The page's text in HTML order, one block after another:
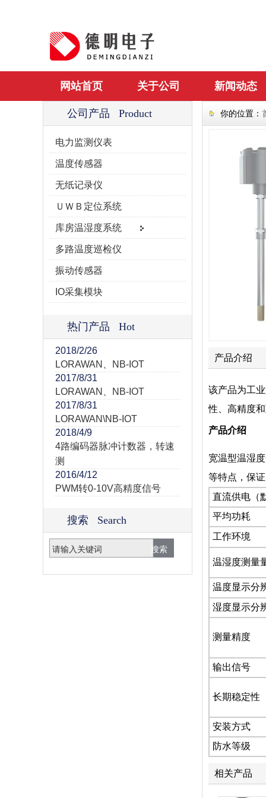
网站首页 关于公司 新闻动态
公司产品 Product
电力监测仪表
温度传感器
无纸记录仪
ＵＷＢ定位系统
库房温湿度系统
多路温度巡检仪
振动传感器
IO采集模块
热门产品 Hot
2018/2/26
LORAWAN、NB-IOT
2017/8/31
LORAWAN、NB-IOT
2017/8/31
LORAWAN\NB-IOT
2018/4/9
4路编码器脉冲计数器，转速
测
2016/4/12
PWM转0-10V高精度信号
搜索 Search
你的位置：
产品介绍
该产品为工
性、高精度
产品介绍
宽温型温湿
等特点，保
直流供电（
平均功耗
工作环境
温湿度测量
温度显示分
湿度显示分
测量精度
输出信号
长期稳定性
安装方式
防水等级
相关产品